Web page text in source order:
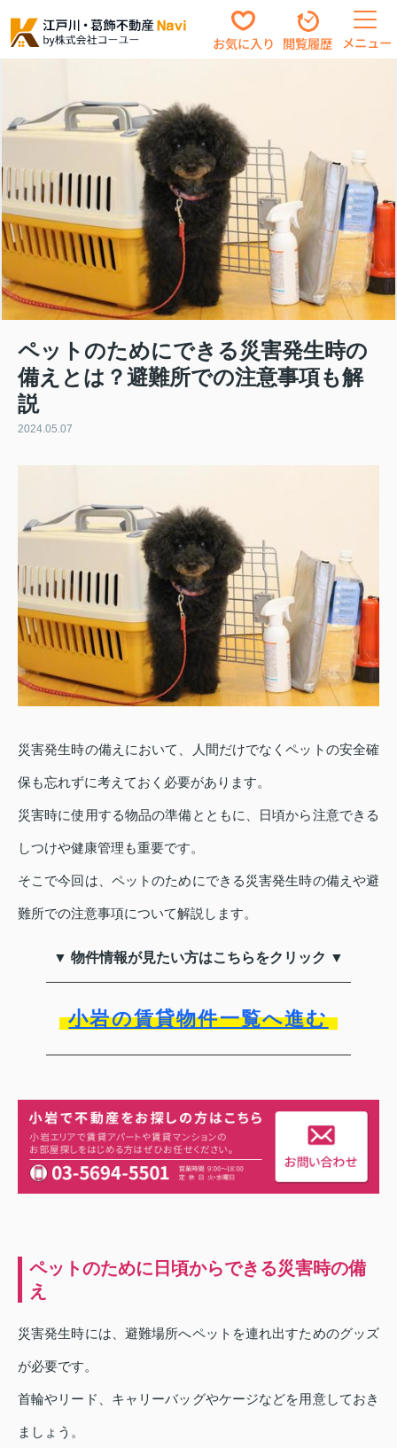
お気に入り 閲覧履歴 メニュー
ペットのためにできる災害発生時の
備えとは？避難所での注意事項も解
説
2024.05.07
災害発生時の備えにおいて、人間だけでなくペットの安全確
保も忘れずに考えておく必要があります。
災害時に使用する物品の準備とともに、日頃から注意できる
しつけや健康管理も重要です。
そこで今回は、ペットのためにできる災害発生時の備えや避
難所での注意事項について解説します。
▼ 物件情報が見たい方はこちらをクリック ▼
小岩の賃貸物件一覧へ進む
ペットのために日頃からできる災害時の備
え
災害発生時には、避難場所へペットを連れ出すためのグッズ
が必要です。
首輪やリード、キャリーバッグやケージなどを用意しておき
ましょう。